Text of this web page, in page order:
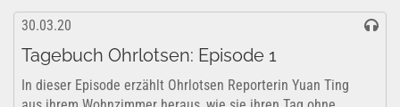
30.03.20
Tagebuch Ohrlotsen: Episode 1
In dieser Episode erzählt Ohrlotsen Reporterin Yuan Ting